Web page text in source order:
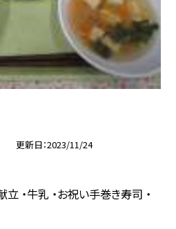
更新日 2023/11/24
立 ・牛乳 ・お祝い手巻き寿司 ・